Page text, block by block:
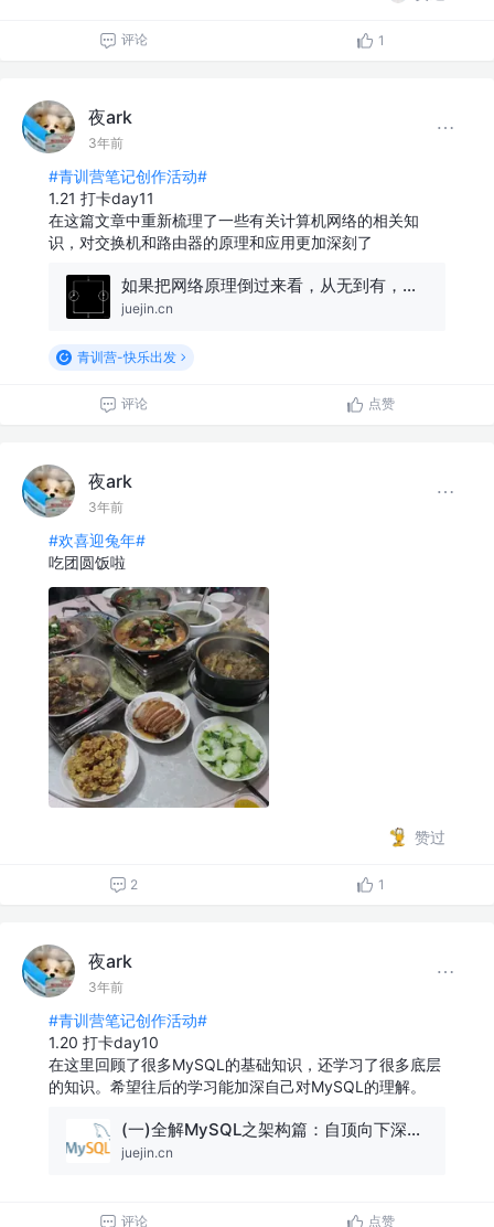
评论 1
夜ark
3年前
#青训营笔记创作活动#
1.21 打卡day11
在这篇文章中重新梳理了一些有关计算机网络的相关知
识，对交换机和路由器的原理和应用更加深刻了
如果把网络原理倒过来看，从无到有，一切都清晰了（上）
juejin.cn
青训营-快乐出发
评论 点赞
夜ark
3年前
#欢喜迎兔年#
吃团圆饭啦
赞过
2 1
夜ark
3年前
#青训营笔记创作活动#
1.20 打卡day10
在这里回顾了很多MySQL的基础知识，还学习了很多底层
的知识。希望往后的学习能加深自己对MySQL的理解。
(一)全解MySQL之架构篇：自顶向下深入剖析MySQL整体架构！
juejin.cn
评论 点赞